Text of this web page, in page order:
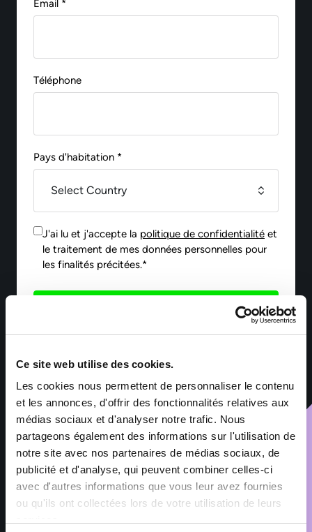
Ce site web utilise des cookies.
Les cookies nous permettent de personnaliser le contenu
et les annonces, d'offrir des fonctionnalités relatives aux
médias sociaux et d'analyser notre trafic. Nous
partageons également des informations sur l'utilisation de
notre site avec nos partenaires de médias sociaux, de
publicité et d'analyse, qui peuvent combiner celles-ci
avec d'autres informations que vous leur avez fournies
ou qu'ils ont collectées lors de votre utilisation de leurs
Email *
Téléphone
Pays d'habitation *
J'ai lu et j'accepte la politique de confidentialité et
le traitement de mes données personnelles pour
les finalités précitées.*
*Les informations collectées par Sofitex Luxembourg via ce
finalité la gestion des fichiers de candidatures et du
recrutement. Les informations marquées d’un astérisque sont
obligatoires – leur non-renseignement entraîne l’impossibilité
de traiter la demande. Ces informations sont exclusivement
destinées aux services de Sofitex Luxembourg, à ses clients et
à ses éventuels sous-traitants intervenant dans le cadre de la
prestation. Les données sont conservées pendant les durées
nécessaires aux finalités pour lesquelles elles sont traitées,
telles que précisées dans notre Politique de protection des
données. Conformément au Règlement (UE) 2016/679 relatif à
d’un droit d’accès, de rectification, de suppression et